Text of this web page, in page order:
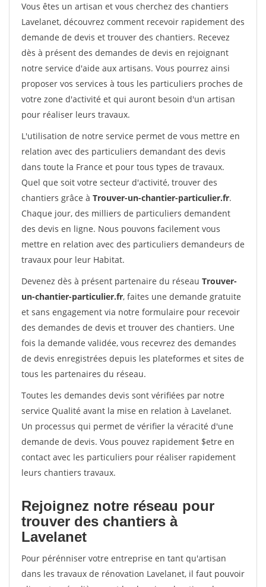
Vous êtes un artisan et vous cherchez des chantiers
Lavelanet, découvrez comment recevoir rapidement des
demande de devis et trouver des chantiers. Recevez
dès à présent des demandes de devis en rejoignant
notre service d'aide aux artisans. Vous pourrez ainsi
proposer vos services à tous les particuliers proches de
votre zone d'activité et qui auront besoin d'un artisan
pour réaliser leurs travaux.
L'utilisation de notre service permet de vous mettre en
relation avec des particuliers demandant des devis
dans toute la France et pour tous types de travaux.
Quel que soit votre secteur d'activité, trouver des
chantiers grâce à Trouver-un-chantier-particulier.fr.
Chaque jour, des milliers de particuliers demandent
des devis en ligne. Nous pouvons facilement vous
mettre en relation avec des particuliers demandeurs de
travaux pour leur Habitat.
Devenez dès à présent partenaire du réseau Trouver-
un-chantier-particulier.fr, faites une demande gratuite
et sans engagement via notre formulaire pour recevoir
des demandes de devis et trouver des chantiers. Une
fois la demande validée, vous recevrez des demandes
de devis enregistrées depuis les plateformes et sites de
tous les partenaires du réseau.
Toutes les demandes devis sont vérifiées par notre
service Qualité avant la mise en relation à Lavelanet.
Un processus qui permet de vérifier la véracité d'une
demande de devis. Vous pouvez rapidement $etre en
contact avec les particuliers pour réaliser rapidement
leurs chantiers travaux.
Rejoignez notre réseau pour
trouver des chantiers à
Lavelanet
Pour pérénniser votre entreprise en tant qu'artisan
dans les travaux de rénovation Lavelanet, il faut pouvoir